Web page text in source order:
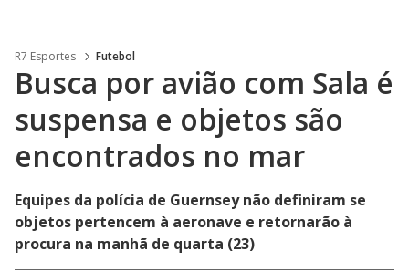
R7 Esportes Futebol
Busca por avião com Sala é
suspensa e objetos são
encontrados no mar
Equipes da polícia de Guernsey não definiram se
objetos pertencem à aeronave e retornarão à
procura na manhã de quarta (23)